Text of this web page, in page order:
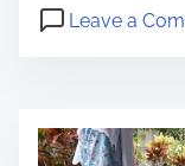
Leave a
P
r